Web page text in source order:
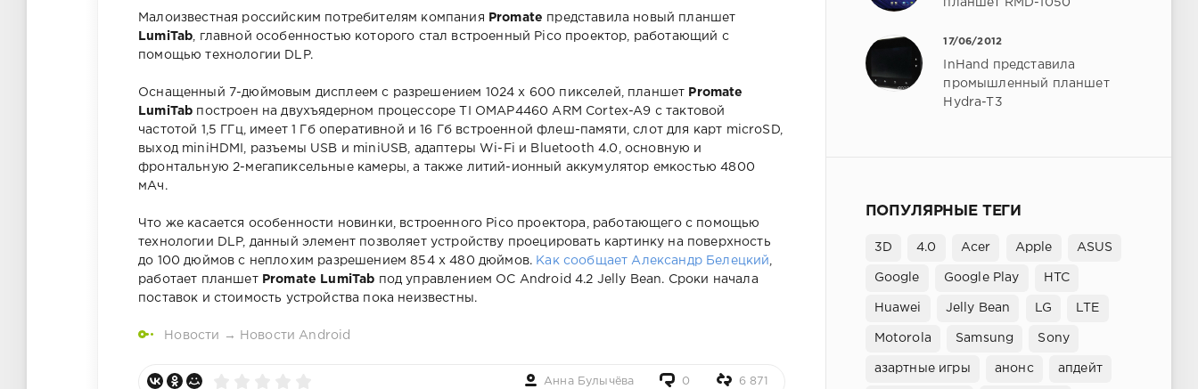
Малоизвестная российским потребителям компания Promate представила новый планшет
LumiTab , главной особенностью которого стал встроенный Pico проектор, работающий с
помощью технологии DLP.
Оснащенный 7-дюймовым дисплеем с разрешением 1024 х 600 пикселей, планшет Promate
LumiTab построен на двухъядерном процессоре TI OMAP4460 ARM Cortex-A9 с тактовой
частотой 1,5 ГГц, имеет 1 Гб оперативной и 16 Гб встроенной флеш-памяти, слот для карт microSD,
выход miniHDMI, разъемы USB и miniUSB, адаптеры Wi-Fi и Bluetooth 4.0, основную и
фронтальную 2-мегапиксельные камеры, а также литий-ионный аккумулятор емкостью 4800
мАч.
Что же касается особенности новинки, встроенного Pico проектора, работающего с помощью
технологии DLP, данный элемент позволяет устройству проецировать картинку на поверхность
до 100 дюймов с неплохим разрешением 854 х 480 дюймов. Как сообщает Александр Белецкий
работает планшет Promate LumiTab под управлением ОС Android 4.2 Jelly Bean. Сроки начала
поставок и стоимость устройства пока неизвестны.
Новости → Новости Android
Анна Булычёва 0 6 871
планшет RMD-1050
17/06/2012
InHand представила
промышленный планшет
Hydra-T3
ПОПУЛЯРНЫЕ ТЕГИ
3D 4.0 Acer Apple ASUS
Google Google Play HTC
Huawei Jelly Bean LG LTE
Motorola Samsung Sony
азартные игры анонс апдейт